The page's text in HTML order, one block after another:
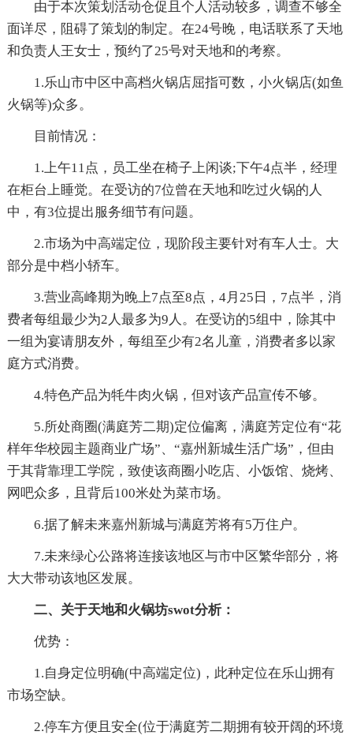
由于本次策划活动仓促且个人活动较多，调查不够全
面详尽，阻碍了策划的制定。在24号晚，电话联系了天地
和负责人王女士，预约了25号对天地和的考察。
1.乐山市中区中高档火锅店屈指可数，小火锅店(如鱼
火锅等)众多。
目前情况：
1.上午11点，员工坐在椅子上闲谈;下午4点半，经理
在柜台上睡觉。在受访的7位曾在天地和吃过火锅的人
中，有3位提出服务细节有问题。
2.市场为中高端定位，现阶段主要针对有车人士。大
部分是中档小轿车。
3.营业高峰期为晚上7点至8点，4月25日，7点半，消
费者每组最少为2人最多为9人。在受访的5组中，除其中
一组为宴请朋友外，每组至少有2名儿童，消费者多以家
庭方式消费。
4.特色产品为牦牛肉火锅，但对该产品宣传不够。
5.所处商圈(满庭芳二期)定位偏离，满庭芳定位有“花
样年华校园主题商业广场”、“嘉州新城生活广场”，但由
于其背靠理工学院，致使该商圈小吃店、小饭馆、烧烤、
网吧众多，且背后100米处为菜市场。
6.据了解未来嘉州新城与满庭芳将有5万住户。
7.未来绿心公路将连接该地区与市中区繁华部分，将
大大带动该地区发展。
二、关于天地和火锅坊swot分析：
优势：
1.自身定位明确(中高端定位)，此种定位在乐山拥有
市场空缺。
2.停车方便且安全(位于满庭芳二期拥有较开阔的环境